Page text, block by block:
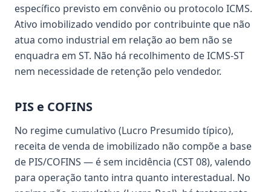
específico previsto em convênio ou protocolo ICMS.
Ativo imobilizado vendido por contribuinte que não
atua como industrial em relação ao bem não se
enquadra em ST. Não há recolhimento de ICMS-ST
nem necessidade de retenção pelo vendedor.
PIS e COFINS
No regime cumulativo (Lucro Presumido típico),
receita de venda de imobilizado não compõe a base
de PIS/COFINS — é sem incidência (CST 08), valendo
para operação tanto intra quanto interestadual. No